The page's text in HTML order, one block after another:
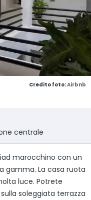
Credito foto:Airbnb
centrale
marocchino con un
gamma. La casa ruota
luce. Potrete
soleggiata terrazza